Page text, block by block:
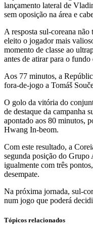
lançamento lateral de
sem oposição na área e
A resposta sul-coreana
eleito o jogador mais
momento de classe ao
antes de atirar para o fundo
Aos 77 minutos, a
fora-de-jogo a Tomáš
O golo da vitória do
de destaque da campanha
apontado aos 80 minutos,
Hwang In-beom.
Com este resultado, a
segunda posição do
igualmente com três
desempate.
Na próxima jornada, sul-
num jogo que poderá
Tópicos relacionados